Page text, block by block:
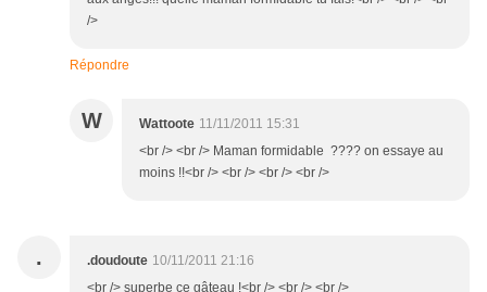
/>
Répondre
W Wattoote 11/11/2011 15:31
<br /> <br /> Maman formidable ???? on essaye au
moins !!<br /> <br /> <br /> <br />
. .doudoute 10/11/2011 21:16
<br /> superbe ce gâteau !<br /> <br /> <br />